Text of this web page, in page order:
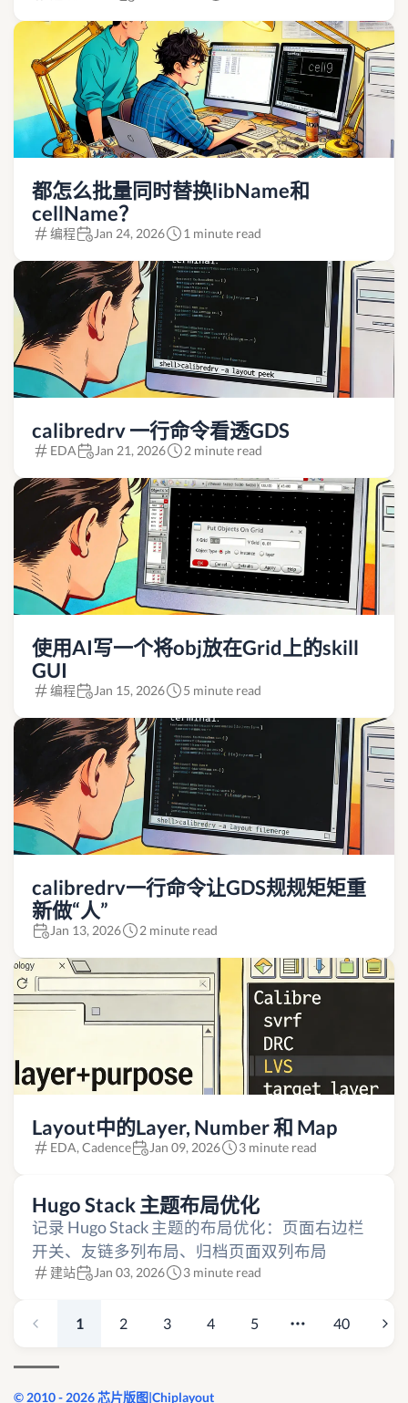
都怎么批量同时替换libName和
cellName？
编程 Jan 24, 2026 1 minute read
calibredrv 一行命令看透GDS
EDA Jan 21, 2026 2 minute read
使用AI写一个将obj放在Grid上的skill
GUI
编程 Jan 15, 2026 5 minute read
calibredrv一行命令让GDS规规矩矩重
新做“人”
Jan 13, 2026 2 minute read
Layout中的Layer, Number 和 Map
EDA, Cadence Jan 09, 2026 3 minute read
Hugo Stack 主题布局优化
记录 Hugo Stack 主题的布局优化：页面右边栏
开关、友链多列布局、归档页面双列布局
建站 Jan 03, 2026 3 minute read
1 2 3 4 5 40
© 2010 - 2026 芯片版图|Chiplayout